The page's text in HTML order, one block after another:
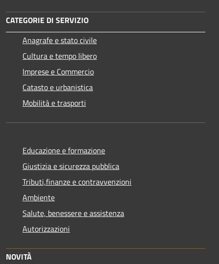
CATEGORIE DI SERVIZIO
Anagrafe e stato civile
Cultura e tempo libero
Imprese e Commercio
Catasto e urbanistica
Mobilità e trasporti
Educazione e formazione
Giustizia e sicurezza pubblica
Tributi,finanze e contravvenzioni
Ambiente
Salute, benessere e assistenza
Autorizzazioni
NOVITÀ